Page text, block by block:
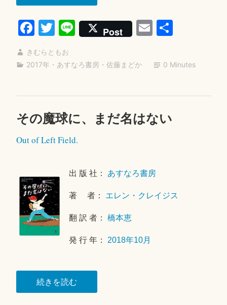
〇
五
度”
Fa
ce
bo
T
wi
tte
Li
ne
Post E
ail
共
きむらともお
2017年 ・ あすなろ書房 ・ 佐藤まどか 0 Minutes
その魔球に、まだ名はない
Out of Left Field.
出 版 社： あすなろ書房
著 者： エレン・クレイジス
翻 訳 者：橋本恵
発 行 年： 2018年10月
続きを読む“そ
の